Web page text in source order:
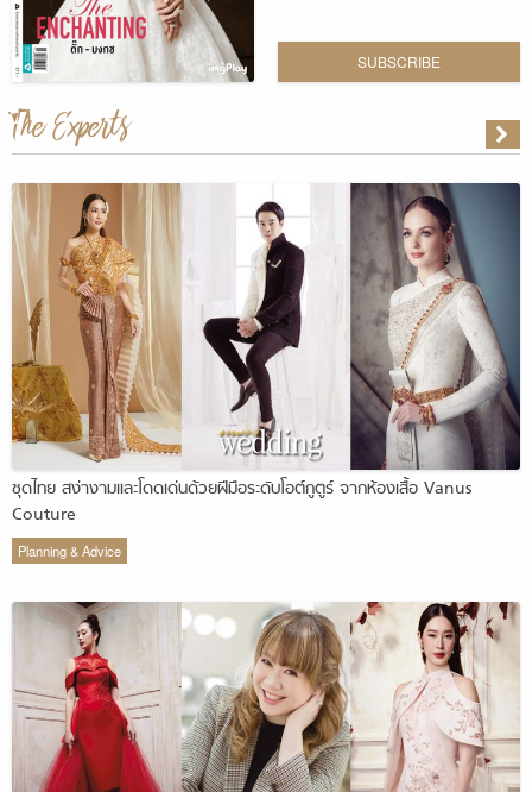
SUBSCRIBE
The Experts
ชุดไทย สง่างามและโดดเด่นด้วยฝีมือระดับโอต์กูตูร์ จากห้องเสื้อ Vanus
Couture
Planning & Advice